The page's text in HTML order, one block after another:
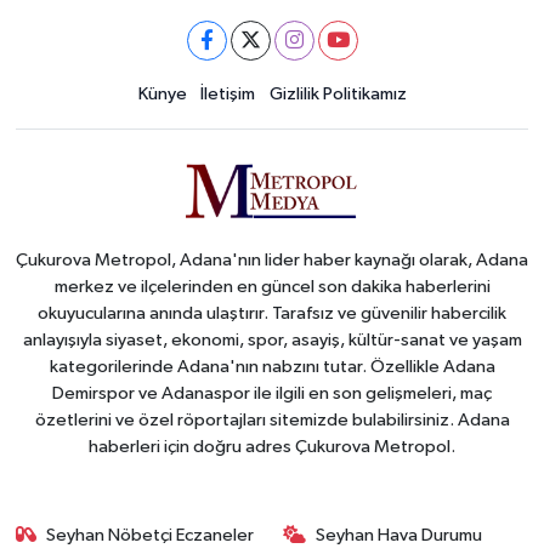
Künye İletişim Gizlilik Politikamız
Çukurova Metropol, Adana'nın lider haber kaynağı olarak, Adana
merkez ve ilçelerinden en güncel son dakika haberlerini
okuyucularına anında ulaştırır. Tarafsız ve güvenilir habercilik
anlayışıyla siyaset, ekonomi, spor, asayiş, kültür-sanat ve yaşam
kategorilerinde Adana'nın nabzını tutar. Özellikle Adana
Demirspor ve Adanaspor ile ilgili en son gelişmeleri, maç
özetlerini ve özel röportajları sitemizde bulabilirsiniz. Adana
haberleri için doğru adres Çukurova Metropol.
Seyhan Nöbetçi Eczaneler Seyhan Hava Durumu